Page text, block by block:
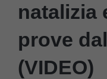
natalizia
prove
(VIDEO)